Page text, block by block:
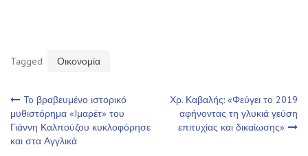
Tagged Οικονομία
Πλοήγηση
άρθρων
To βραβευμένο ιστορικό
μυθιστόρημα «Iμαρέτ» του
Γιάννη Καλπούζου κυκλοφόρησε
και στα Αγγλικά
Χρ. Καβαλής: «Φεύγει το 2019
αφήνοντας τη γλυκιά γεύση
επιτυχίας και δικαίωσης»